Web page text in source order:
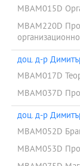
MBAM015D
MBAM220D
доц. д-р
MBAM017D
MBAM037D
доц. д-р
MBAM052D
MBAM053D